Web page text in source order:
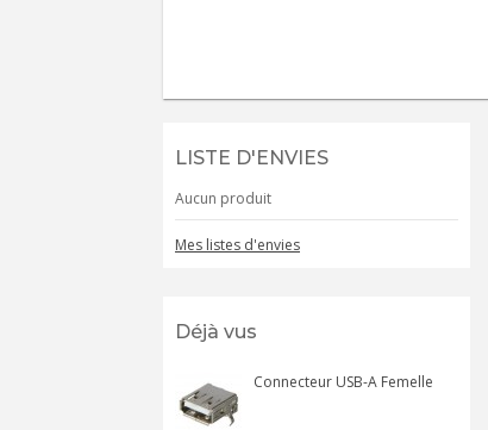
LISTE D'ENVIES
Aucun produit
Mes listes d'envies
Déjà vus
Connecteur USB-A Femelle